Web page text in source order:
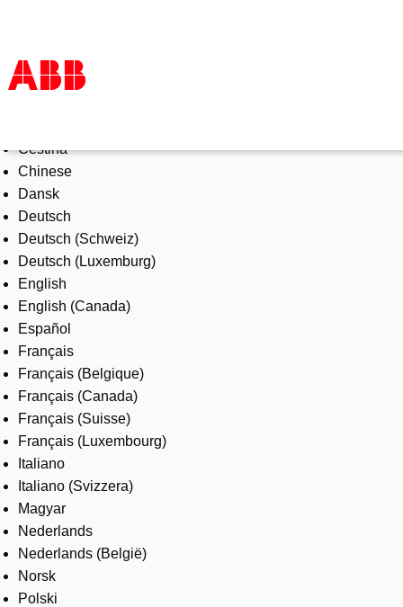
Products & Solutions
Industries
Services
About us
Where to buy
Contact us
Careers
Čeština
Chinese
Dansk
Deutsch
Deutsch (Schweiz)
Deutsch (Luxemburg)
English
English (Canada)
Español
Français
Français (Belgique)
Français (Canada)
Français (Suisse)
Français (Luxembourg)
Italiano
Italiano (Svizzera)
Magyar
Nederlands
Nederlands (België)
Norsk
Polski